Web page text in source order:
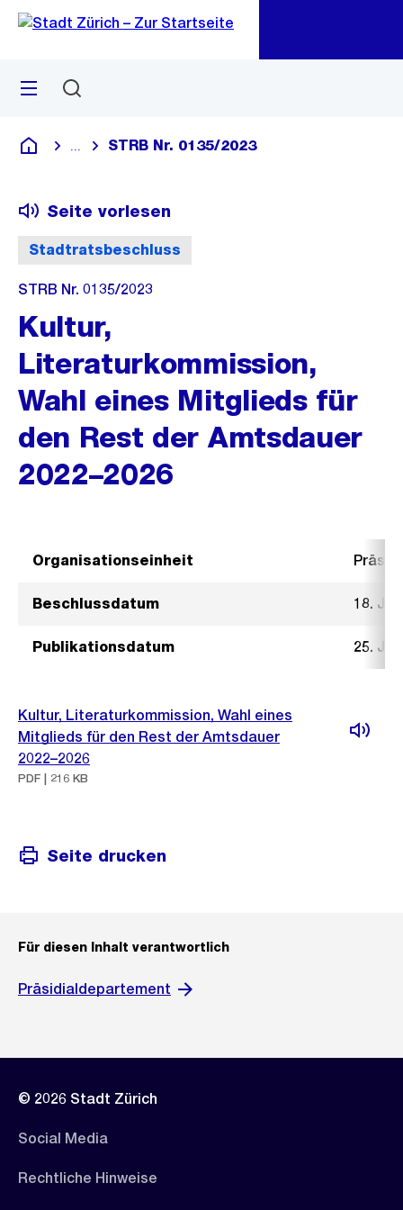
Navigation
Sprunglink
Menü
Deutsch
Blende alle Breadcrumbs ein
STRB Nr. 0135/2023
Stadtratsbeschluss
Seite vorlesen
STRB Nr. 0135/2023
Kultur,
Literaturkommission,
Wahl eines Mitglieds für
den Rest der Amtsdauer
2022–2026
Organisationseinheit
Beschlussdatum 18.
Publikationsdatum 25.
Kultur, Literaturkommission, Wahl eines
Mitglieds für den Rest der Amtsdauer
2022–2026
PDF | 216 KB
Seite drucken
Für diesen Inhalt verantwortlich
Präsidialdepartement
© 2026 Stadt Zürich
Social Media
Rechtliche Hinweise